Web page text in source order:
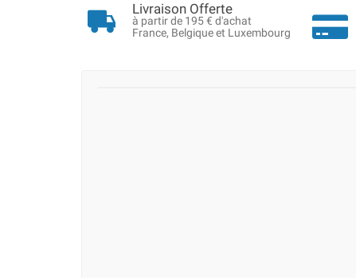
Livraison Offerte
à partir de 195 € d'achat
France, Belgique et Luxembourg